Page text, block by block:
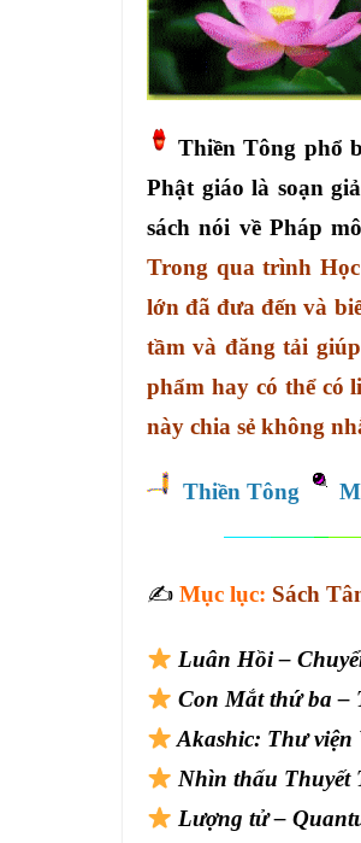
Thiền Tông phổ
Phật giáo là soạn
sách nói về Pháp
Trong qua trình
lớn đã đưa đến và
tầm và đăng tải
phẩm hay có thể có
này chia sẻ không
Thiền Tông
✍️ Mục lục: Sách
Luân Hồi –
Con Mắt thứ ba –
Akashic: Thư viện
Nhìn thấu Thuyết
Lượng tử –